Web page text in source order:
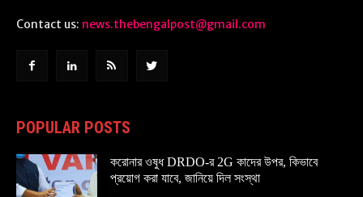
Contact us: news.thebengalpost@gmail.com
POPULAR POSTS
করোনার ওষুধ DRDO-র 2G কাদের উপর, কিভাবে
প্রয়োগ করা যাবে, জানিয়ে দিল সংস্থা